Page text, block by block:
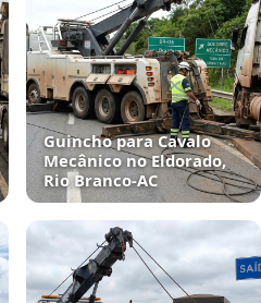
Guincho para Cavalo
Mecânico no Eldorado,
Rio Branco‑AC